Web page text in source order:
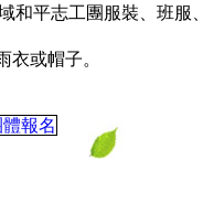
域和平志工團服裝、班服
衣或帽子。
體報名